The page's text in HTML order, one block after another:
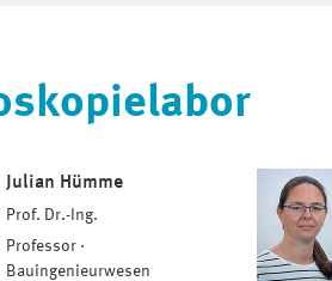
Julian Hümme
Prof. Dr.-Ing.
Professor
Bauingenieurwesen